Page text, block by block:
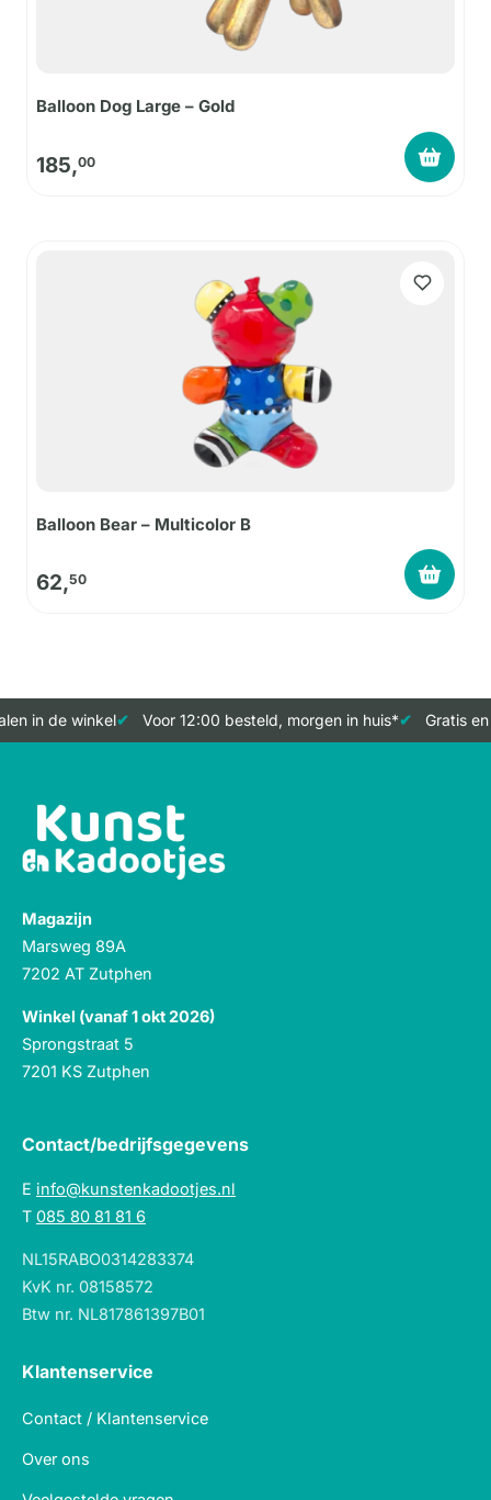
Balloon Dog Large – Gold
185,00
Balloon Bear – Multicolor B
62,50
in de winkel Voor 12:00 besteld, morgen in huis* Gratis
Magazijn
Marsweg 89A
7202 AT Zutphen
Winkel (vanaf 1 okt 2026)
Sprongstraat 5
7201 KS Zutphen
Contact/bedrijfsgegevens
E info@kunstenkadootjes.nl
T 085 80 81 81 6
NL15RABO0314283374
KvK nr. 08158572
Btw nr. NL817861397B01
Klantenservice
Contact / Klantenservice
Over ons